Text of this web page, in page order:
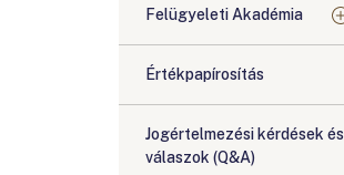
Felügyeleti Akadémia
Értékpapírosítás
Jogértelmezési kérdések és
válaszok (Q&A)